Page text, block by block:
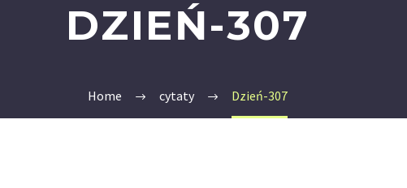
DZIEŃ-307
Home cytaty Dzień-307